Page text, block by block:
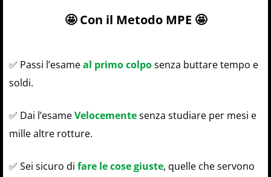
🤩 Con il Metodo MPE 🤩
✅ Passi l’esameal primo colposenza buttare tempo e
soldi.
✅ Dai l’esameVelocementesenza studiare per mesi e
mille altre rotture.
✅ Sei sicuro di fare le cose giuste, quelle che servono